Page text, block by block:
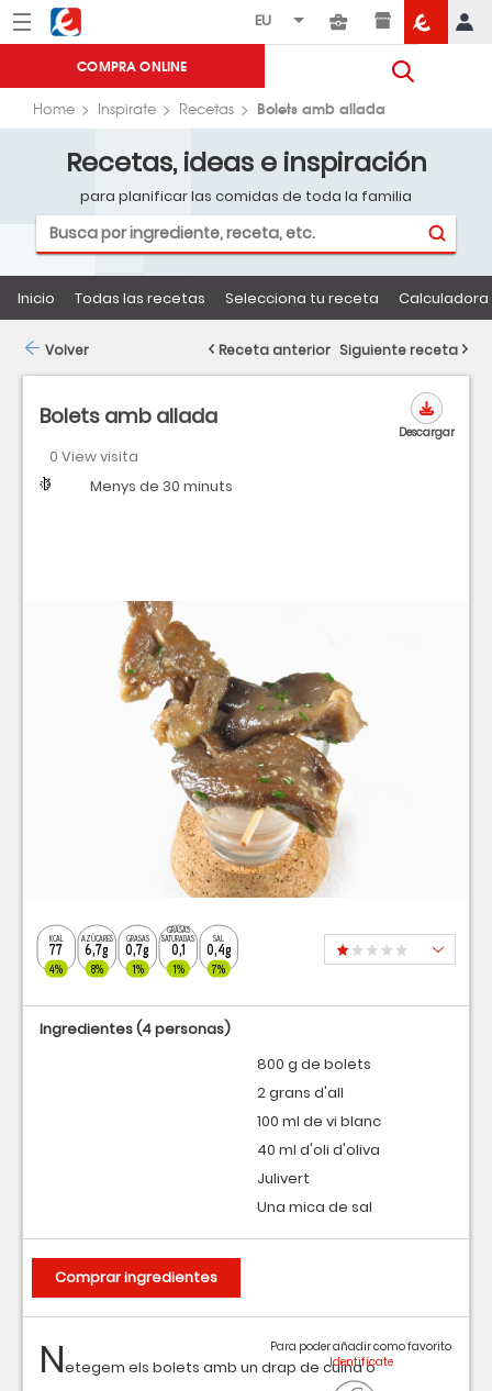
Menú Eroski
COMPRA ONLINE
Home Inspirate Recetas Bolets amb allada
Recetas, ideas e inspiración
para planificar las comidas de toda la familia
Inicio Todas las recetas Selecciona tu receta
Bolets amb allada
0 View visita
Dificultad
Tiempo Menys de 30 minuts
Descargar
KCAL
77
4%
AZÚCARES
6,7g
8%
GRASAS
0,7g
1%
GRASAS
SATURADAS
0,1
1%
SAL
0,4g
7%
Netegem els bolets amb un drap de cuina o
Para poder añadir como favorito
Ingredientes(4 personas)
800 g de bolets
2 grans d'all
100 ml de vi blanc
40 ml d'oli d'oliva
Julivert
Una mica de sal
Comprar ingredientes
Volver Receta anterior Siguiente receta